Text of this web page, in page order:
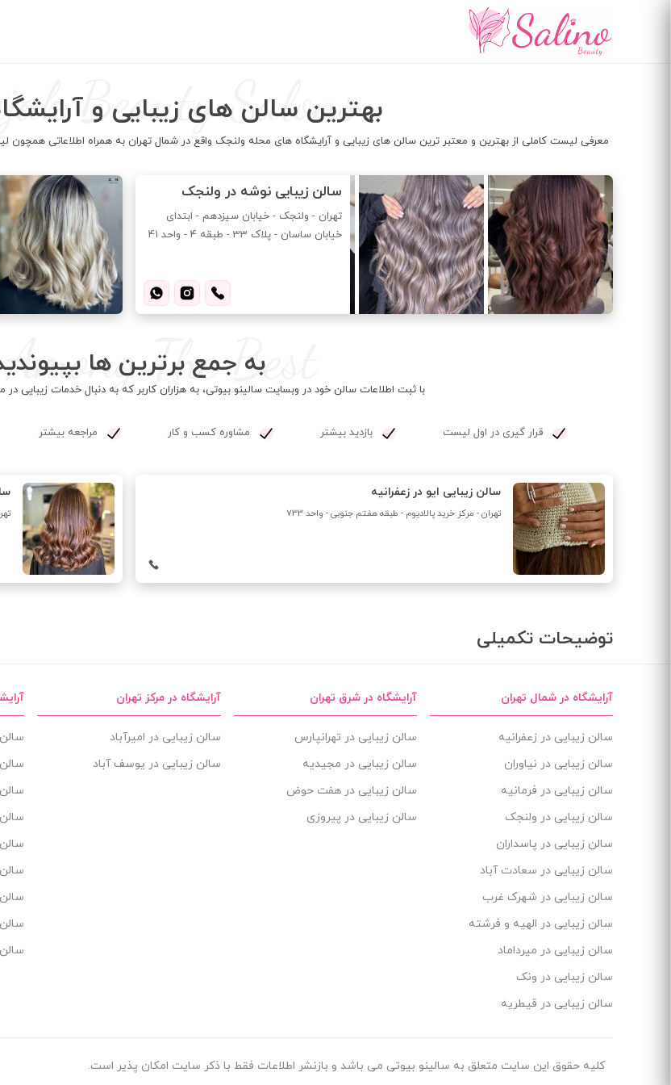
Beauty Salons
بهترین سالن های زیبایی و
معرفی لیست کاملی از بهترین و معتبر ترین سالن های زیبایی و آرایشگاه های محله ولنجک واقع در شمال تهران به همراه اطلاعاتی
سالن زیبایی نوشه در ولنجک
تهران - ولنجک - خیابان سیزدهم - ابتدای
خیابان ساسان - پلاک 33 - طبقه 4 - واحد 41
Among The Best
به جمع برترین ها
با ثبت اطلاعات سالن خود در وبسایت سالینو بیوتی، به هزاران کاربر که به دنبال خدمات زیبایی
قرار گیری در اول لیست بازدید بیشتر مشاوره کسب و کار مراجعه بیشتر
سالن زیبایی ایو در زعفرانیه
تهران - مرکز خرید پالادیوم - طبقه هفتم جنوبی - واحد 733
توضیحات تکمیلی
آرایشگاه در شمال تهران
سالن زیبایی در زعفرانیه
سالن زیبایی در نیاوران
سالن زیبایی در فرمانیه
سالن زیبایی در ولنجک
سالن زیبایی در پاسداران
سالن زیبایی در سعادت آباد
سالن زیبایی در شهرک غرب
سالن زیبایی در الهیه و فرشته
سالن زیبایی در میرداماد
سالن زیبایی در ونک
سالن زیبایی در قیطریه
آرایشگاه در شرق تهران
سالن زیبایی در تهرانپارس
سالن زیبایی در مجیدیه
سالن زیبایی در هفت حوض
سالن زیبایی در پیروزی
آرایشگاه در مرکز تهران
سالن زیبایی در امیرآباد
سالن زیبایی در یوسف آباد
کلیه حقوق این سایت متعلق به سالینو بیوتی می باشد و بازنشر اطلاعات فقط با ذکر سایت امکان پذیر است.